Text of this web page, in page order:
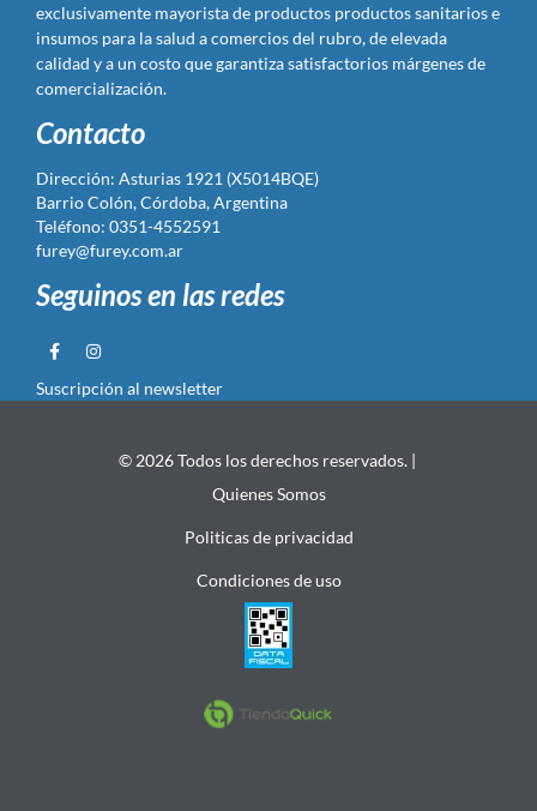
exclusivamente mayorista de productos productos sanitarios e
insumos para la salud a comercios del rubro, de elevada
calidad y a un costo que garantiza satisfactorios márgenes de
comercialización.
Contacto
Dirección: Asturias 1921 (X5014BQE)
Barrio Colón, Córdoba, Argentina
Teléfono: 0351-4552591
furey@furey.com.ar
Seguinos en las redes
Suscripción al newsletter
© 2026 Todos los derechos reservados. |
Quienes Somos
Politicas de privacidad
Condiciones de uso